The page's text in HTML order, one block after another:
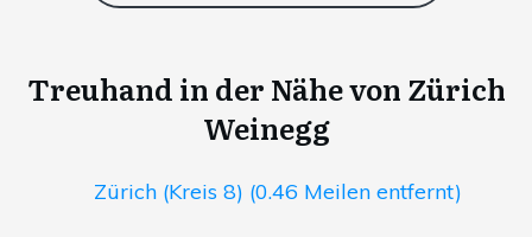
Treuhand in der Nähe von Zürich
Weinegg
Zürich (Kreis 8) (0.46 Meilen entfernt)